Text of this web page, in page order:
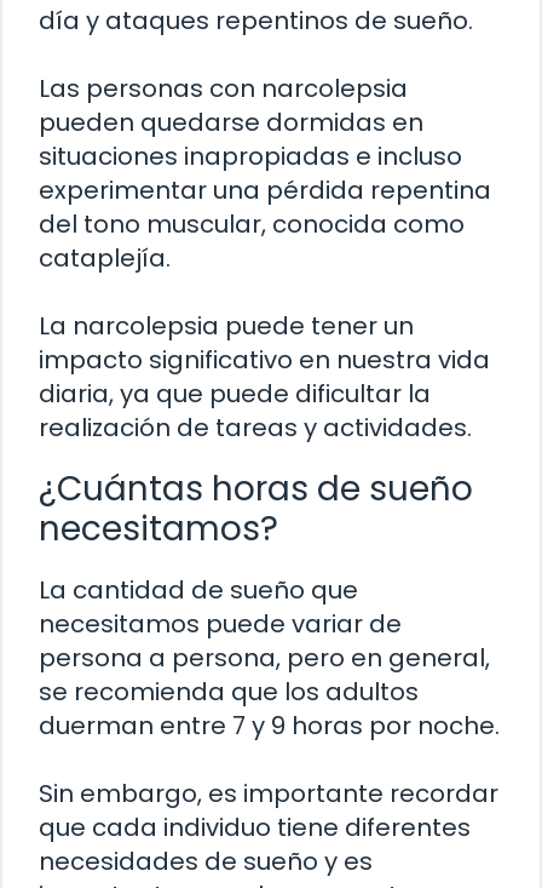
día y ataques repentinos de sueño.
Las personas con narcolepsia
pueden quedarse dormidas en
situaciones inapropiadas e incluso
experimentar una pérdida repentina
del tono muscular, conocida como
cataplejía.
La narcolepsia puede tener un
impacto significativo en nuestra vida
diaria, ya que puede dificultar la
realización de tareas y actividades.
¿Cuántas horas de sueño
necesitamos?
La cantidad de sueño que
necesitamos puede variar de
persona a persona, pero en general,
se recomienda que los adultos
duerman entre 7 y 9 horas por noche.
Sin embargo, es importante recordar
que cada individuo tiene diferentes
necesidades de sueño y es